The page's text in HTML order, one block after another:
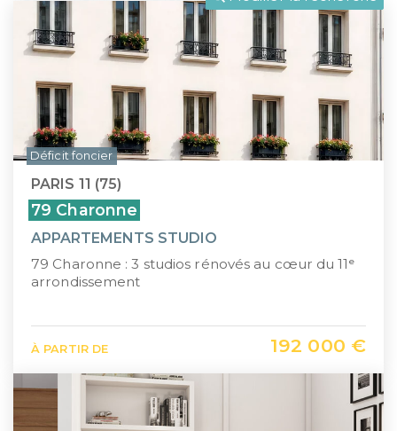
CIIC (Corse)
Maurice (non-résident)
TVA réduite
Pays de la Loire
Provence-Alpes-Côte d'Azur
Guadeloupe (971)
Guyane (973)
La Réunion (974)
Martinique (972)
Nouvelle-Calédonie (988)
Polynésie française (987)
Île Maurice
PARIS 11 (75)
79 Charonne
APPARTEMENTS STUDIO
79 Charonne : 3 studios rénovés au cœur du 11ᵉ
arrondissement
À PARTIR DE 192 000 €
Déficit foncier